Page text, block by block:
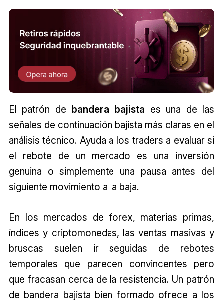
El patrón de bandera bajista es una de las
señales de continuación bajista más claras en el
análisis técnico. Ayuda a los traders a evaluar si
el rebote de un mercado es una inversión
genuina o simplemente una pausa antes del
siguiente movimiento a la baja.
En los mercados de forex, materias primas,
índices y criptomonedas, las ventas masivas y
bruscas suelen ir seguidas de rebotes
temporales que parecen convincentes pero
que fracasan cerca de la resistencia. Un patrón
de bandera bajista bien formado ofrece a los